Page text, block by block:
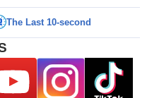
The Last 10-second